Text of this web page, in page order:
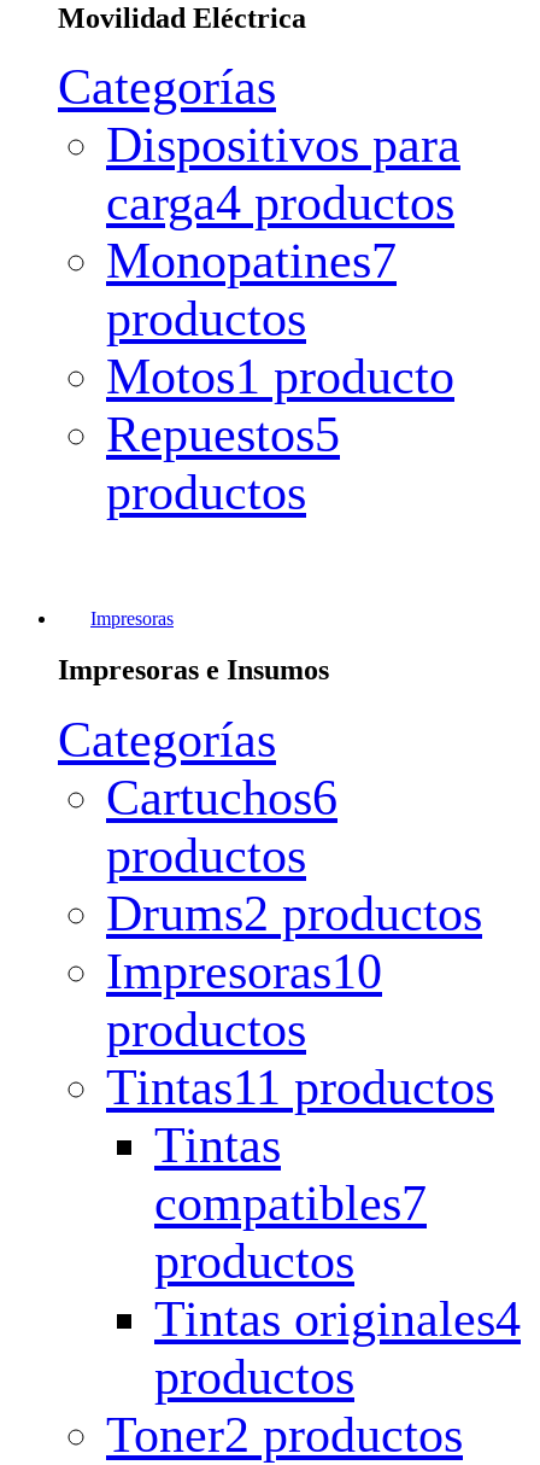
Movilidad Eléctrica
Categorías
Dispositivos para
carga4 productos
Monopatines7
productos
Motos1 producto
Repuestos5
productos
Impresoras
Impresoras e Insumos
Categorías
Cartuchos6
productos
Drums2 productos
Impresoras10
productos
Tintas11 productos
Tintas
compatibles7
productos
Tintas originales4
productos
Toner2 productos